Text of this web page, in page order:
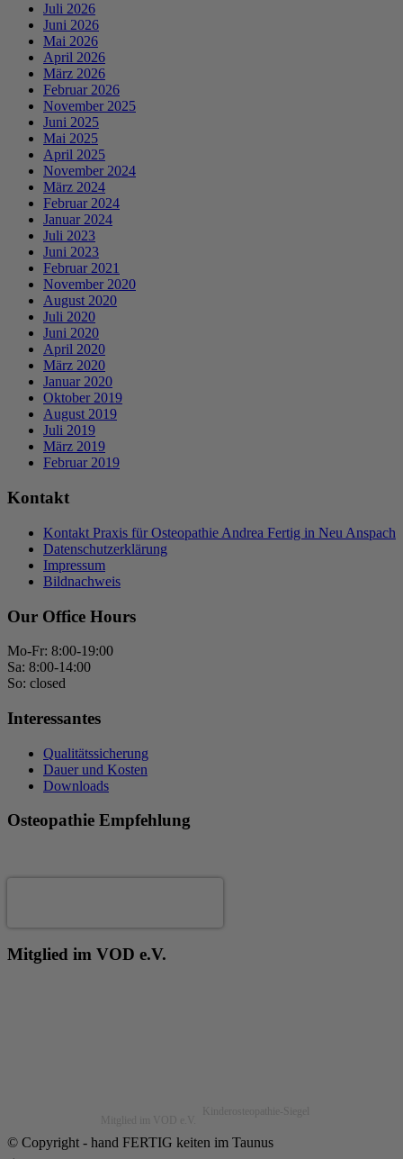
Juli 2026
Juni 2026
Mai 2026
April 2026
März 2026
Februar 2026
November 2025
Juni 2025
Mai 2025
April 2025
November 2024
März 2024
Februar 2024
Januar 2024
Juli 2023
Juni 2023
Februar 2021
November 2020
August 2020
Juli 2020
Juni 2020
April 2020
März 2020
Januar 2020
Oktober 2019
August 2019
Juli 2019
März 2019
Februar 2019
Kontakt
Kontakt Praxis für Osteopathie Andrea Fertig in Neu Anspach
Datenschutzerklärung
Impressum
Bildnachweis
Our Office Hours
Mo-Fr: 8:00-19:00
Sa: 8:00-14:00
So: closed
Interessantes
Qualitätssicherung
Dauer und Kosten
Downloads
Osteopathie Empfehlung
Mitglied im VOD e.V.
© Copyright - hand FERTIG keiten im Taunus